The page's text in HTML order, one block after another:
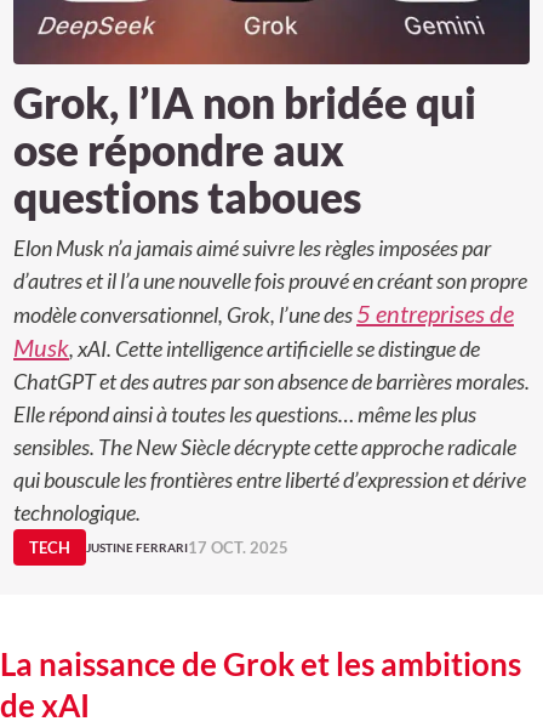
Grok, l’IA non bridée qui
ose répondre aux
questions taboues
Elon Musk n’a jamais aimé suivre les règles imposées par
d’autres et il l’a une nouvelle fois prouvé en créant son propre
modèle conversationnel, Grok, l’une des5 entreprises de
Musk, xAI. Cette intelligence artificielle se distingue de
ChatGPT et des autres par son absence de barrières morales.
Elle répond ainsi à toutes les questions… même les plus
sensibles. The New Siècle décrypte cette approche radicale
qui bouscule les frontières entre liberté d’expression et dérive
technologique.
TECH JUSTINE FERRARI17 OCT. 2025
La naissance de Grok et les ambitions
de xAI